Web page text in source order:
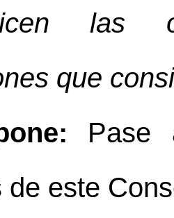
las
que
Pase
de este